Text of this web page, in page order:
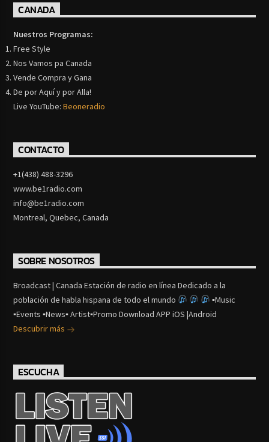
CANADA
Nuestros Programas:
Free Style
Nos Vamos pa Canada
Vende Compra y Gana
De por Aquí y por Alla!
Live YouTube:Beoneradio
CONTACTO
+1(438) 488-3296
www.be1radio.com
info@be1radio.com
Montreal, Quebec, Canada
SOBRE NOSOTROS
Broadcast | Canada Estación de radio en línea Dedicado a la
población de habla hispana de todo el mundo
▪Music
▪Events ▪News▪ Artist▪Promo Download APP iOS |Android
Descubrir más
ESCUCHA